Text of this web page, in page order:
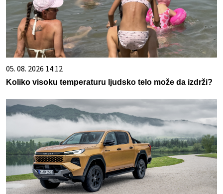
05. 08. 2026 14:12
Koliko visoku temperaturu ljudsko telo može da izdrži?